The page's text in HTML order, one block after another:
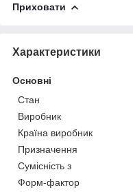
Приховати
Характеристики
Основні
Стан
Виробник
Країна виробник
Призначення
Сумісність з
Форм-фактор